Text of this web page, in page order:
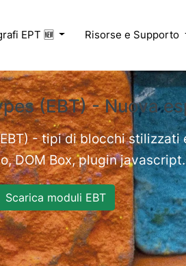
EPT 🆕 Risorse e Supporto
(EBT) - Nuova
- tipi di blocchi
DOM Box, plugin
Scarica moduli EBT